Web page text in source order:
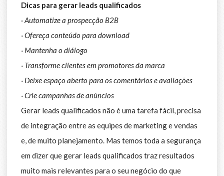
Dicas para gerar leads qualificados
· Automatize a prospecção B2B
· Ofereça conteúdo para download
· Mantenha o diálogo
· Transforme clientes em promotores da marca
· Deixe espaço aberto para os comentários e avaliações
· Crie campanhas de anúncios
Gerar leads qualificados não é uma tarefa fácil, precisa
de integração entre as equipes de marketing e vendas
e, de muito planejamento. Mas temos toda a segurança
em dizer que gerar leads qualificados traz resultados
muito mais relevantes para o seu negócio do que